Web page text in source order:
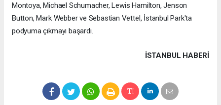
Montoya, Michael Schumacher, Lewis Hamilton, Jenson
Button, Mark Webber ve Sebastian Vettel, İstanbul Park'ta
podyuma çıkmayı başardı.
İSTANBUL HABERİ